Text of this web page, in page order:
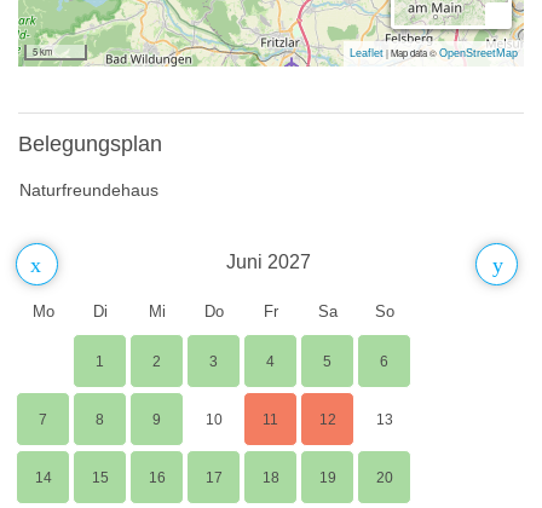
5 km Leaflet |Map data © OpenStreetMap
Belegungsplan
Naturfreundehaus
Juni 2027
Mo Di Mi Do Fr Sa So
1 2 3 4 5 6
7 8 9 10 11 12 13
14 15 16 17 18 19 20